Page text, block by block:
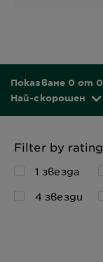
Показване 0 от 0
Най-скорошен
Filter by rating
1 звезда
4 звезди